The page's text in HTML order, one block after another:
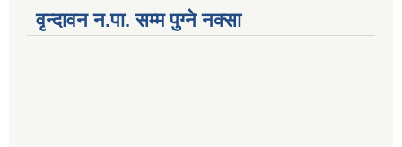
वृन्दावन न.पा. सम्म पुग्ने नक्सा